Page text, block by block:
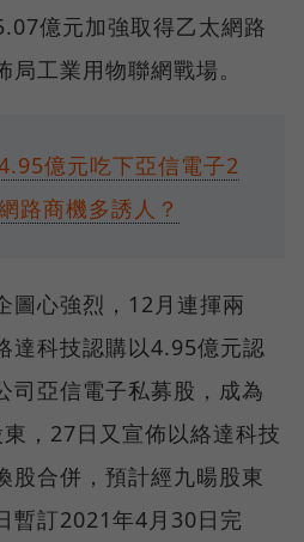
億元加強取得乙太網路
工業用物聯網戰場。
億元吃下亞信電子2
路商機多誘人？
圖心強烈，12月連揮兩
達科技認購以4.95億元認
司亞信電子私募股，成為
，27日又宣佈以絡達科技
股合併，預計經九暘股東
暫訂2021年4月30日完